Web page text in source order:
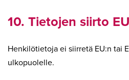
10. Tietojen siirto
Henkilötietoja ei siirretä EU:n tai
ulkopuolelle.